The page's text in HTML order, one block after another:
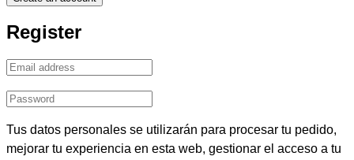
Register
Tus datos personales se utilizarán para procesar tu pedido,
mejorar tu experiencia en esta web, gestionar el acceso a tu